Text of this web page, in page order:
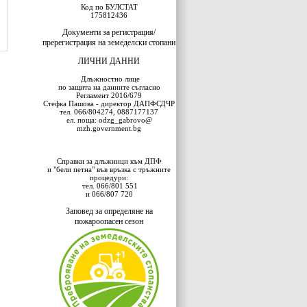
Код по БУЛСТАТ
175812436
Документи за регистрация/
пререгистрация на земеделски стопани
ЛИЧНИ ДАННИ
Длъжностно лице
по защита на данните съгласно
Регламент 2016/679
Стефка Пашова - директор ДАПФСДЧР
тел. 066/804274, 0887177137
eл. поща: odzg_gabrovo@
mzh.government.bg
Справки за длъжници към ДПФ
и "бели петна" във връзка с тръжните
процедури:
тел. 066/801 551
и 066/807 720
Заповед за определяне на
пожароопасен сезон